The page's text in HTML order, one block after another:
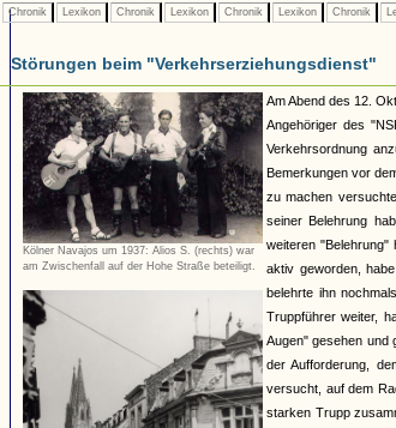
Chronik Lexikon Chronik Lexikon Chronik Lexikon Chronik
Störungen beim "Verkehrserziehungsdienst"
Kölner Navajos um 1937: Alios S. (rechts) war
am Zwischenfall auf der Hohe Straße beteiligt.
Am Abend des 12.
Angehöriger des
Verkehrsordnung
Bemerkungen vor
zu machen
seiner Belehrung
weiteren "Belehrung"
aktiv geworden,
belehrte ihn
Truppführer weiter,
Augen" gesehen und
der Aufforderung,
versucht, auf dem
starken Trupp